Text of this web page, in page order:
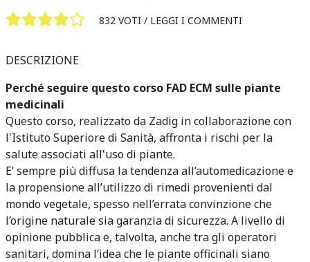
832 VOTI / LEGGI I COMMENTI
DESCRIZIONE
Perché seguire questo corso FAD ECM sulle piante
medicinali
Questo corso, realizzato da Zadig in collaborazione con
l'Istituto Superiore di Sanità, affronta i rischi per la
salute associati all'uso di piante.
E’ sempre più diffusa la tendenza all’automedicazione e
la propensione all’utilizzo di rimedi provenienti dal
mondo vegetale, spesso nell’errata convinzione che
l’origine naturale sia garanzia di sicurezza. A livello di
opinione pubblica e, talvolta, anche tra gli operatori
sanitari, domina l’idea che le piante officinali siano